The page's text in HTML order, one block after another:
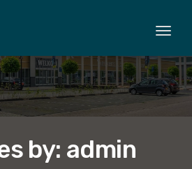
by: admin